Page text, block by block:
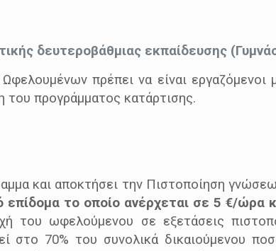
δευτεροβάθμιας εκπαίδευσης
πρέπει να είναι εργαζόμενοι
του προγράμματος κατάρτισης.
και αποκτήσει την Πιστοποίηση
επίδομα το οποίο ανέρχεται σε 5 €/ώρα
του ωφελούμενου σε εξετάσεις
στο 70% του συνολικά δικαιούμενου